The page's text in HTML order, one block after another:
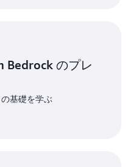
Bedrock のプレ
基礎を学ぶ